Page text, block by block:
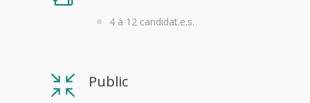
4 à 12 candidat.e.s.
Public